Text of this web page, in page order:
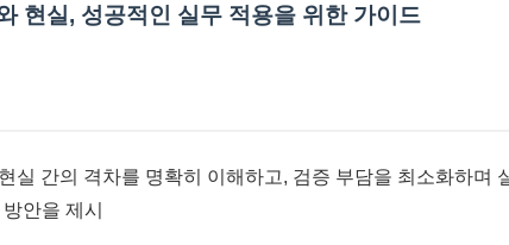
현실, 성공적인 실무 적용을 위한 가이드
실 간의 격차를 명확히 이해하고, 검증 부담을 최소화하며
안을 제시